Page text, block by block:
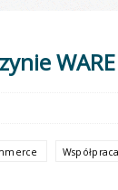
Współpraca